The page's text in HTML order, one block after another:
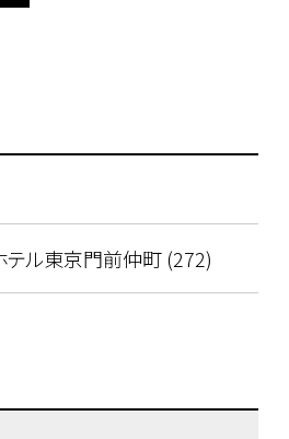
テル東京門前仲町 (272)